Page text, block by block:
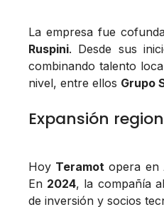
La empresa fue
Ruspini. Desde sus
combinando talento
nivel, entre ellos Grupo
Expansión
Hoy Teramot opera en
En 2024, la compañía
de inversión y socios